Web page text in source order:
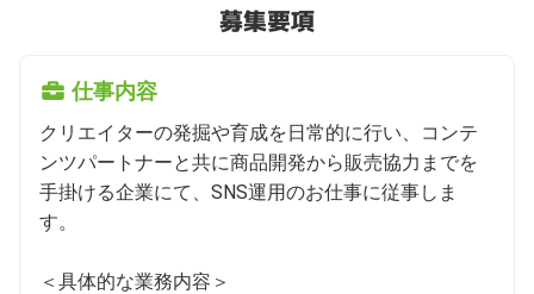
募集要項
仕事内容
クリエイターの発掘や育成を日常的に行い、コンテ
ンツパートナーと共に商品開発から販売協力までを
手掛ける企業にて、SNS運用のお仕事に従事しま
す。
＜具体的な業務内容＞